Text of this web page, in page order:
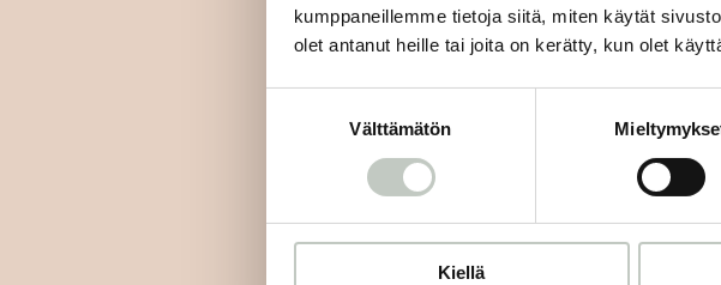
kumppaneillemme tietoja siitä, miten käytät
olet antanut heille tai joita on kerätty, kun olet
Välttämätön
Kiellä
Tilaa uutiskirjeemme ja saat tiedon